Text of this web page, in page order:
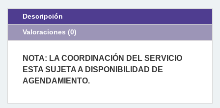
Descripción
Valoraciones (0)
NOTA: LA COORDINACIÓN DEL SERVICIO
ESTA SUJETA A DISPONIBILIDAD DE
AGENDAMIENTO.